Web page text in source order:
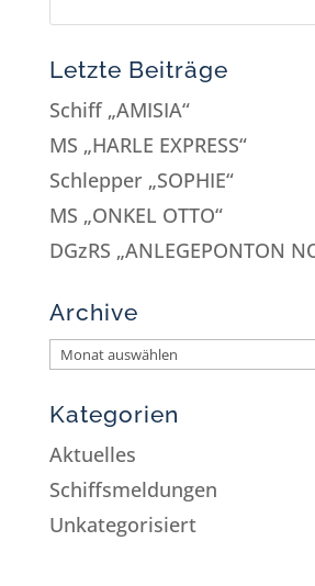
Letzte Beiträge
Schiff „AMISIA“
MS „HARLE EXPRESS“
Schlepper „SOPHIE“
MS „ONKEL OTTO“
DGzRS „ANLEGEPONTON
Archive
Kategorien
Aktuelles
Schiffsmeldungen
Unkategorisiert